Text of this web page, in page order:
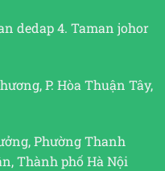
dedap 4. Taman johor
P. Hòa Thuận Tây,
Phường Thanh
Thành phố Hà Nội